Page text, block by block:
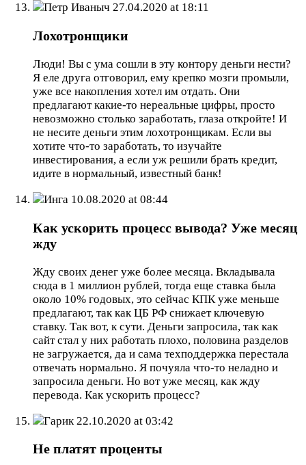
Петр Иваныч 27.04.2020 at 18:11
Лохотронщики
Люди! Вы с ума сошли в эту контору деньги нести?
Я еле друга отговорил, ему крепко мозги промыли,
уже все накопления хотел им отдать. Они
предлагают какие-то нереальные цифры, просто
невозможно столько заработать, глаза откройте! И
не несите деньги этим лохотронщикам. Если вы
хотите что-то заработать, то изучайте
инвестирования, а если уж решили брать кредит,
идите в нормальный, известный банк!
Инга 10.08.2020 at 08:44
Как ускорить процесс вывода? Уже месяц
жду
Жду своих денег уже более месяца. Вкладывала
сюда в 1 миллион рублей, тогда еще ставка была
около 10% годовых, это сейчас КПК уже меньше
предлагают, так как ЦБ РФ снижает ключевую
ставку. Так вот, к сути. Деньги запросила, так как
сайт стал у них работать плохо, половина разделов
не загружается, да и сама техподдержка перестала
отвечать нормально. Я почуяла что-то неладно и
запросила деньги. Но вот уже месяц, как жду
перевода. Как ускорить процесс?
Гарик 22.10.2020 at 03:42
Не платят проценты